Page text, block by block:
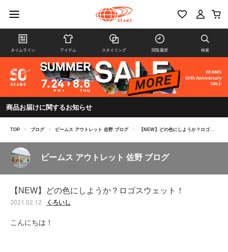
タイムライン アイテム スタイリング 閲覧履歴 検索
商品お届けに関するお知らせ
TOP > ブログ > ビームス アウトレット 佐野 ブログ > 【NEW】どの色にしようか？ロゴスウェット！
ビームス アウトレット 佐野 ブログ
【NEW】どの色にしようか？ロゴスウェット！
2021.02.12 くろいし
こんにちは！